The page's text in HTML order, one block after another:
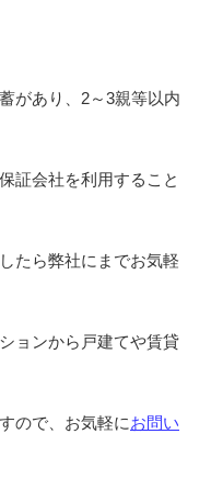
があり、2～3親等以内
証会社を利用すること
たら弊社にまでお気軽
ョンから戸建てや賃貸
ので、お気軽にお問い